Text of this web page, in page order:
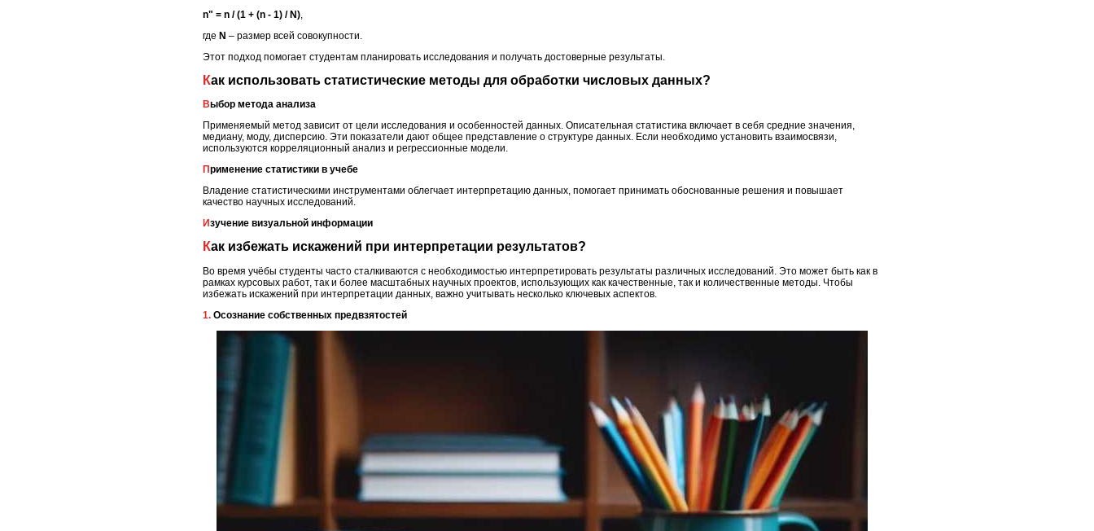
n" = n / (1 + (n - 1) / N)
где N – размер всей совокупности.
Этот подход помогает студентам планировать исследования и получать достоверные результаты.
Как использовать статистические методы для обработки числовых данных?
Выбор метода анализа
Применяемый метод зависит от цели исследования и особенностей данных. Описательная статистика включает в себя средние значения,
медиану, моду, дисперсию. Эти показатели дают общее представление о структуре данных. Если необходимо установить взаимосвязи,
используются корреляционный анализ и регрессионные модели.
Применение статистики в учебе
Владение статистическими инструментами облегчает интерпретацию данных, помогает принимать обоснованные решения и повышает
качество научных исследований.
Изучение визуальной информации
Как избежать искажений при интерпретации результатов?
Во время учёбы студенты часто сталкиваются с необходимостью интерпретировать результаты различных исследований. Это может быть как в
рамках курсовых работ, так и более масштабных научных проектов, использующих как качественные, так и количественные методы. Чтобы
избежать искажений при интерпретации данных, важно учитывать несколько ключевых аспектов.
1. Осознание собственных предвзятостей